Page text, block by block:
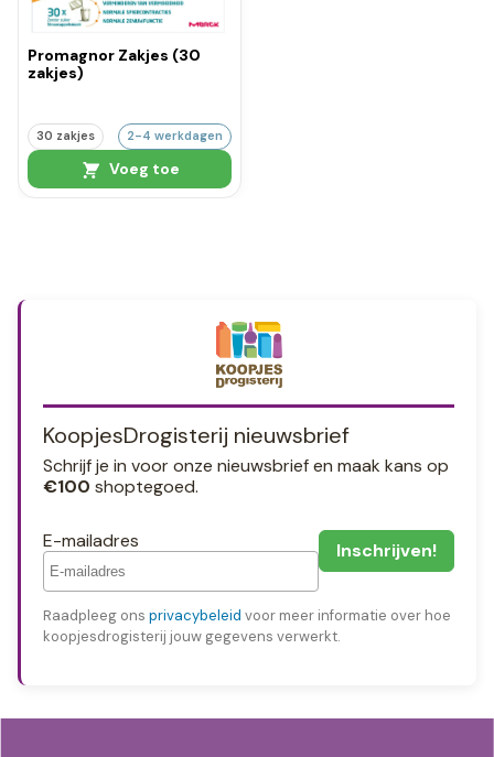
Promagnor Zakjes (30
zakjes)
30 zakjes 2-4 werkdagen
Voeg toe
KoopjesDrogisterij nieuwsbrief
Schrijf je in voor onze nieuwsbrief en maak kans op
€100 shoptegoed.
E-mailadres
Raadpleeg ons privacybeleid voor meer informatie over hoe
koopjesdrogisterij jouw gegevens verwerkt.